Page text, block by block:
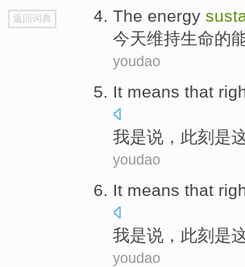
go
top
返回词典 The energy
今天维持生命的
youdao
It means that
我是说 ， 此刻是
youdao
It means that
我是说 ， 此刻是
youdao